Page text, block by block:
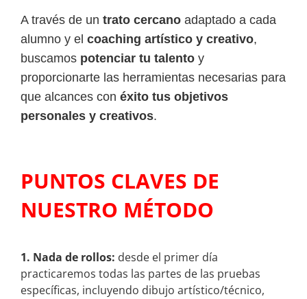
A través de un trato cercanoadaptado a cada
alumno y el coaching artístico y creativo,
buscamos potenciar tu talentoy
proporcionarte las herramientas necesarias para
que alcances con éxito tus objetivos
personales y creativos.
PUNTOS CLAVES DE
NUESTRO MÉTODO
1. Nada de rollos: desde el primer día
practicaremos todas las partes de las pruebas
específicas, incluyendo dibujo artístico/técnico,